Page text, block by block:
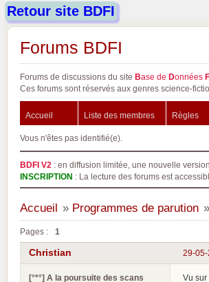
Retour site BDFI
Forums BDFI
Forums de discussions du site Base de Données F
Ces forums sont réservés aux genres science-
Accueil Liste des membres Règles
Vous n'êtes pas identifié(e).
BDFI V2 : en diffusion limitée, une nouvelle
INSCRIPTION : La lecture des forums est
Accueil » Programmes de parution »
Pages : 1
29-05-
Christian
[°*°] A la poursuite des scans Vu sur